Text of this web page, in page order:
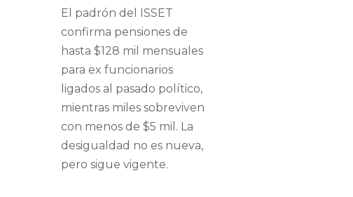
El padrón del ISSET
confirma pensiones de
hasta $128 mil mensuales
para ex funcionarios
ligados al pasado político,
mientras miles sobreviven
con menos de $5 mil. La
desigualdad no es nueva,
pero sigue vigente.